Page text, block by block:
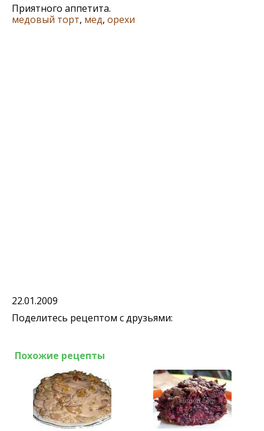
Приятного аппетита.
медовый торт, мед, орехи
22.01.2009
Поделитесь рецептом с друзьями:
Похожие рецепты